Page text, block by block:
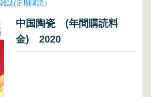
誌(定期購読）
中国陶瓷 (年間購読料
金) 2020